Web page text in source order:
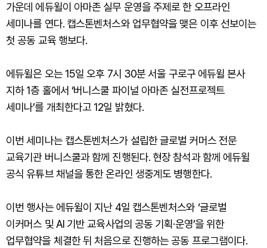
가운데 에듀윌이 아마존 실무 운영을 주제로 한 오프라인
세미나를 연다. 캡스톤벤처스와 업무협약을 맺은 이후 선보이는
첫 공동 교육 행보다.
에듀윌은 오는 15일 오후 7시 30분 서울 구로구 에듀윌 본사
지하 1층 홀에서 ‘버니스쿨 파이널 아마존 실전프로젝트
세미나’를 개최한다고 12일 밝혔다.
이번 세미나는 캡스톤벤처스가 설립한 글로벌 커머스 전문
교육기관 버니스쿨과 함께 진행된다. 현장 참석과 함께 에듀윌
공식 유튜브 채널을 통한 온라인 생중계도 병행한다.
이번 행사는 에듀윌이 지난 4일 캡스톤벤처스와 ‘글로벌
이커머스 및 AI 기반 교육사업의 공동 기획·운영’을 위한
업무협약을 체결한 뒤 처음으로 진행하는 공동 프로그램이다.